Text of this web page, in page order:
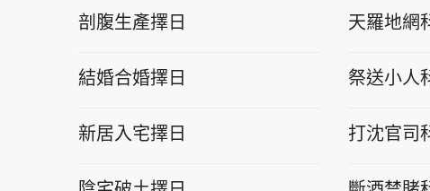
剖腹生產擇日
結婚合婚擇日
新居入宅擇日
天羅地網
祭送小人
打沈官司